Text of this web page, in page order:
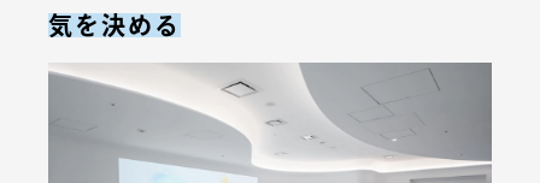
気を決める